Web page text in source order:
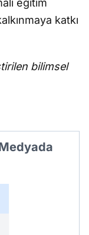
eğitim
katkı
bilimsel